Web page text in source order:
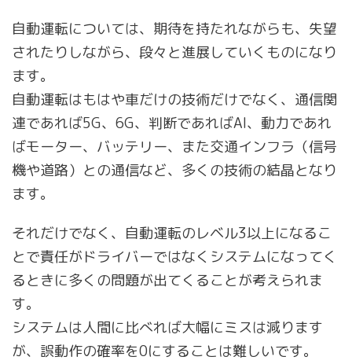
自動運転については、期待を持たれながらも、失望
されたりしながら、段々と進展していくものになり
ます。
自動運転はもはや車だけの技術だけでなく、通信関
連であれば5G、6G、判断であればAI、動力であれ
ばモーター、バッテリー、また交通インフラ（信号
機や道路）との通信など、多くの技術の結晶となり
ます。
それだけでなく、自動運転のレベル3以上になるこ
とで責任がドライバーではなくシステムになってく
るときに多くの問題が出てくることが考えられま
す。
システムは人間に比べれば大幅にミスは減ります
が、誤動作の確率を0にすることは難しいです。